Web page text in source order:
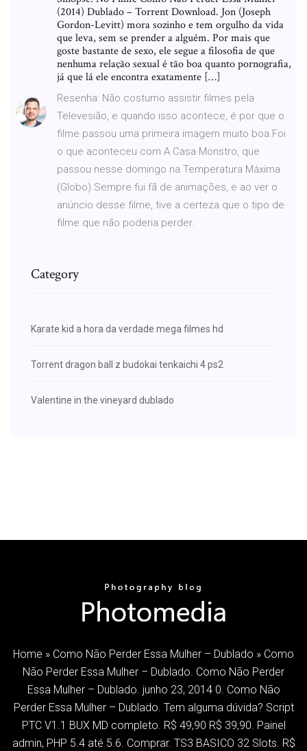
(2014) Dublado – Torrent Download. Jon (Joseph
Gordon-Levitt) mora sozinho e tem orgulho da vida
que leva, sem se prender a alguém. Por mais que
goste bastante de sexo, ele segue a filosofia de que
nenhuma relação sexual é tão boa quanto pornografia,
já que lá ele encontra exatamente […]
Resenha: Não costumo assistir filmes pela
Televesião, e quando isso acontece, é por que o
filme passou uma primeira imagem muito boa.Foi
o que aconteceu com A Casa Monstro, que
passou nesse domingo na Temperatura Máxima
(Globo).Sempre fui fã de animações, e ao ver o
anúncio desse filme, tive a certeza que o tipo de
filme que não poderia perder.
Category
Karate kid a hora da verdade mega filmes hd
Torrent dragon ball z budokai tenkaichi 4 ps2
Valentine in the vineyard dublado
Home » Como Não Perder Essa Mulher – Dublado » Como
Não Perder Essa Mulher – Dublado. Como Não Perder
Essa Mulher – Dublado. junho 23, 2014 0. Como Não
Perder Essa Mulher – Dublado. Tem alguma dúvida? Script
PTC V1.1 BUX MD completo. R$ 49,90 R$ 39,90. Painel
admin, PHP 5.4 até 5.6. Comprar. TS3 BASICO 32 Slots. R$